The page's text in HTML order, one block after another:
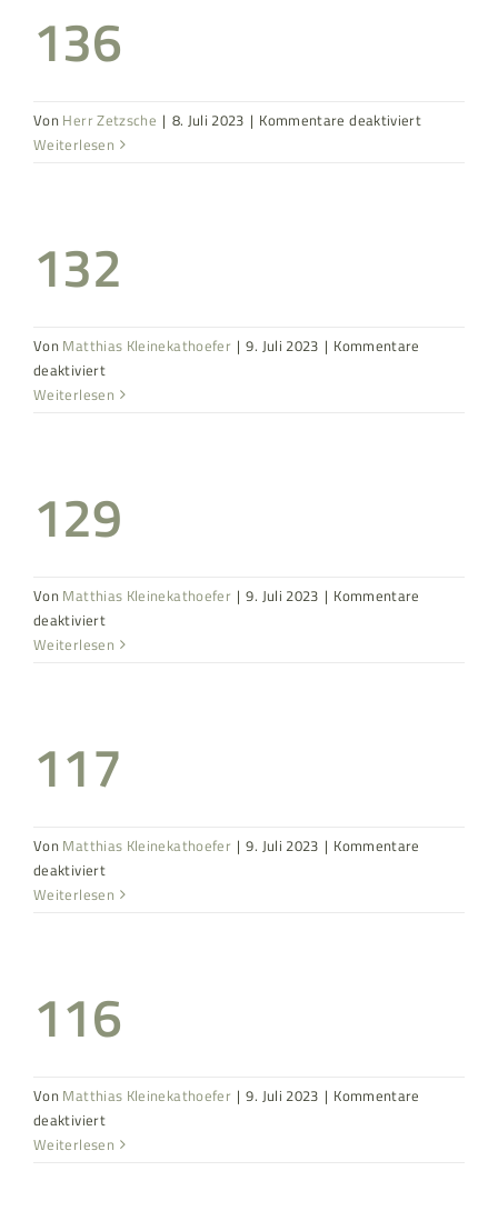
136
Von Herr Zetzsche | 8. Juli 2023 | Kommentare deaktiviertfür
Weiterlesen
132
Von Matthias Kleinekathoefer | 9. Juli 2023 | Kommentare
deaktiviertfür
132
Weiterlesen
129
Von Matthias Kleinekathoefer | 9. Juli 2023 | Kommentare
deaktiviertfür
129
Weiterlesen
117
Von Matthias Kleinekathoefer | 9. Juli 2023 | Kommentare
deaktiviertfür
117
Weiterlesen
116
Von Matthias Kleinekathoefer | 9. Juli 2023 | Kommentare
deaktiviertfür
116
Weiterlesen